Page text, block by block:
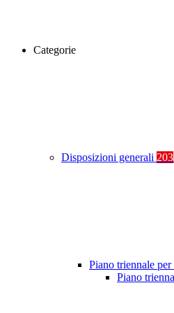
Categorie
Disposizioni generali 203
Piano triennale
Piano